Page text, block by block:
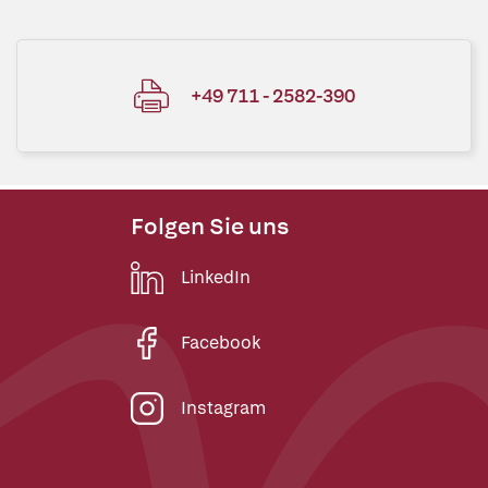
+49 711 - 2582-390
Folgen Sie uns
LinkedIn
Facebook
Instagram